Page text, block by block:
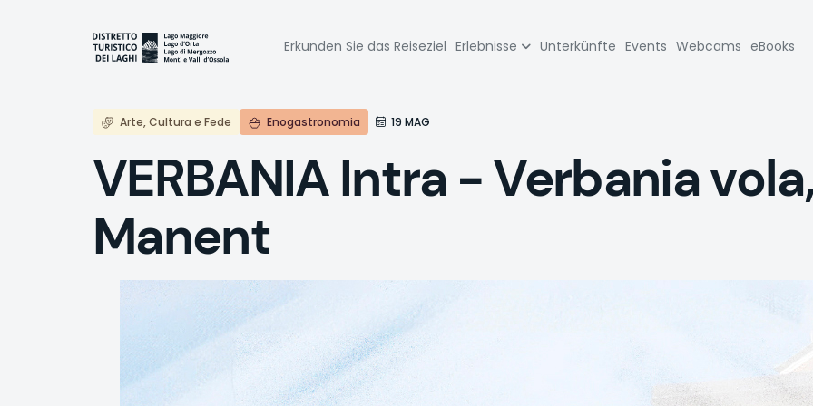
Navigazione
principale
Erkunden Sie das Reiseziel Erlebnisse Unterkünfte Events Webcams eBooks
Arte, Cultura e Fede Enogastronomia 19 MAG
VERBANIA Intra - Verbania
Manent